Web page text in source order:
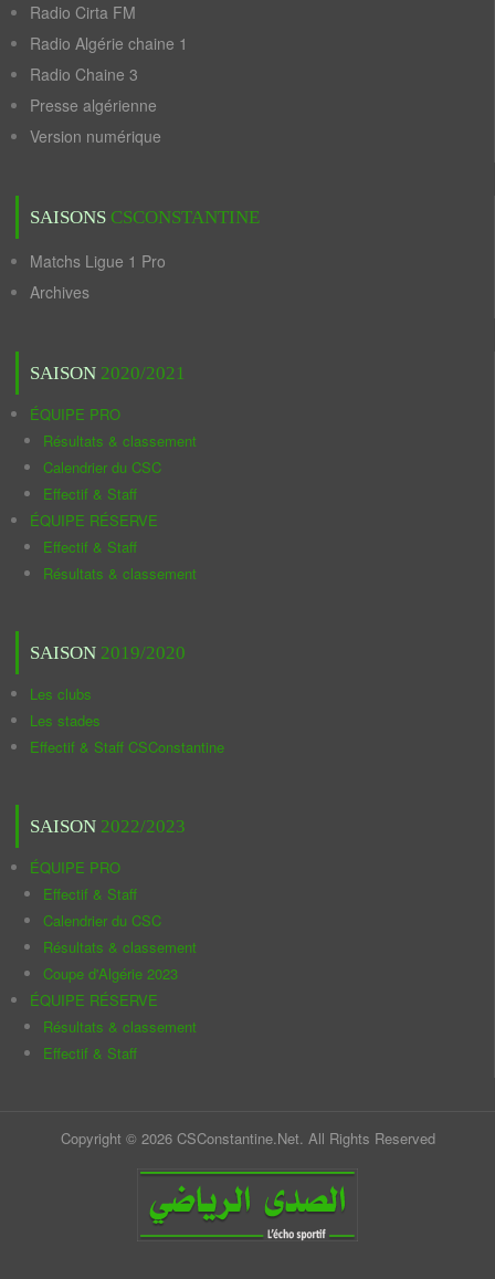
Radio Cirta FM
Radio Algérie chaine 1
Radio Chaine 3
Presse algérienne
Version numérique
SAISONS CSCONSTANTINE
Matchs Ligue 1 Pro
Archives
SAISON 2020/2021
ÉQUIPE PRO
Résultats & classement
Calendrier du CSC
Effectif & Staff
ÉQUIPE RÉSERVE
Effectif & Staff
Résultats & classement
SAISON 2019/2020
Les clubs
Les stades
Effectif & Staff CSConstantine
SAISON 2022/2023
ÉQUIPE PRO
Effectif & Staff
Calendrier du CSC
Résultats & classement
Coupe d'Algérie 2023
ÉQUIPE RÉSERVE
Résultats & classement
Effectif & Staff
Copyright © 2026 CSConstantine.Net. All Rights Reserved